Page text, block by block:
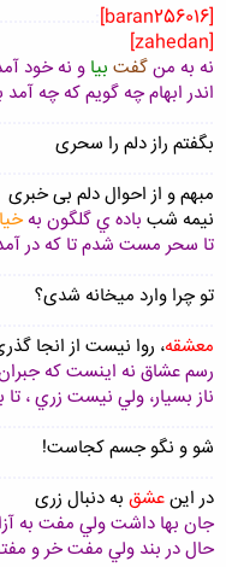
[baran256016]
[zahedan]
نه به منگفت بيا و نه خود
اندر ابهام چه گويم که چه آمد
بگفتم راز دلم را سحری
مبهم و از احوال دلم بی خبری
نيمه شب باده ي گلگون به
تا سحر مست شدم تا که در
تو چرا وارد میخانه شدی؟
معشقه، روا نیست از انجا
رسم عشاق نه اينست که
ناز بسيار، ولي نيست زري ، تا
شو و نگو جسم کجاست!
در اینعشق به دنبال زری
جان بها داشت ولي مفت به
حال در بند ولي مفت خر و